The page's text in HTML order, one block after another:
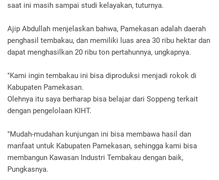
saat ini masih sampai studi kelayakan, tuturnya.
Ajip Abdullah menjelaskan bahwa, Pamekasan adalah daerah
penghasil tembakau, dan memiliki luas area 30 ribu hektar dan
dapat menghasilkan 20 ribu ton pertahunnya, ungkapnya.
"Kami ingin tembakau ini bisa diproduksi menjadi rokok di
Kabupaten Pamekasan.
Olehnya itu saya berharap bisa belajar dari Soppeng terkait
dengan pengelolaan KIHT.
"Mudah-mudahan kunjungan ini bisa membawa hasil dan
manfaat untuk Kabupaten Pamekasan, sehingga kami bisa
membangun Kawasan Industri Tembakau dengan baik,
Pungkasnya.